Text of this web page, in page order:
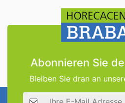
Abonnieren Sie
Bleiben Sie dran an
E-Mail Adresse